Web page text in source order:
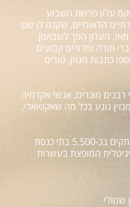
שנה, אז הוקם עלון פרשת השבוע
הלאומיים, שקנה לו שם
העלון הפך לשבועון
תורה ומדורים קבועים
כתבות מגזין, טורים
רבנים מוכרים, אנשי אקדמיה
נוגע בכל מה שאקטואלי,
השבועון מופץ בעשרות אלפי עותקים בכ-5,500 בתי כנסת
המופצת בעשרות
שמולי